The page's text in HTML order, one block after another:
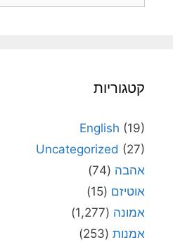
קטגוריות
English (19)
Uncategorized (27)
אהבה (74)
אוטיזם (15)
אמונה (1,277)
אמנות (253)